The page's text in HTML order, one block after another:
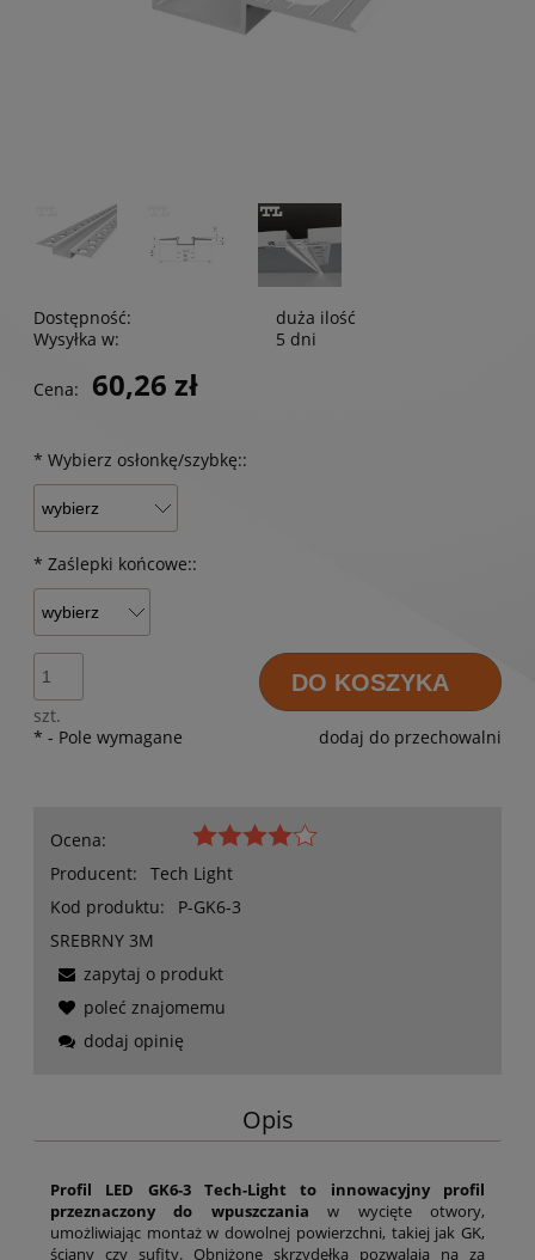
Dostępność:
duża ilość
Wysyłka w:
5 dni
Cena: 60,26 zł
* Wybierz osłonkę/szybkę::
* Zaślepki końcowe::
szt.
DO KOSZYKA
dodaj do przechowalni
* - Pole wymagane
Ocena:
Producent:
Tech Light
Kod produktu:
P-GK6-3
SREBRNY 3M
zapytaj o produkt
poleć znajomemu
dodaj opinię
Opis
Profil LED GK6-3 Tech-Light to innowacyjny profil
przeznaczony do wpuszczania w wycięte otwory,
umożliwiając montaż w dowolnej powierzchni, takiej jak GK,
ściany czy sufity. Obniżone skrzydełka pozwalają na za